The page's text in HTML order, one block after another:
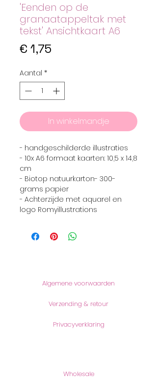
'Eenden op de
granaatappeltak met
tekst' Ansichtkaart A6
€ 1,75
Aantal *
In winkelmandje
- handgeschilderde illustraties
- 10x A6 formaat kaarten: 10,5 x 14,8
cm
- Biotop natuurkarton- 300-
grams papier
- Achterzijde met aquarel en
logo Romyillustrations
Algemene voorwaarden
Verzending & retour
Privacyverklaring
Wholesale